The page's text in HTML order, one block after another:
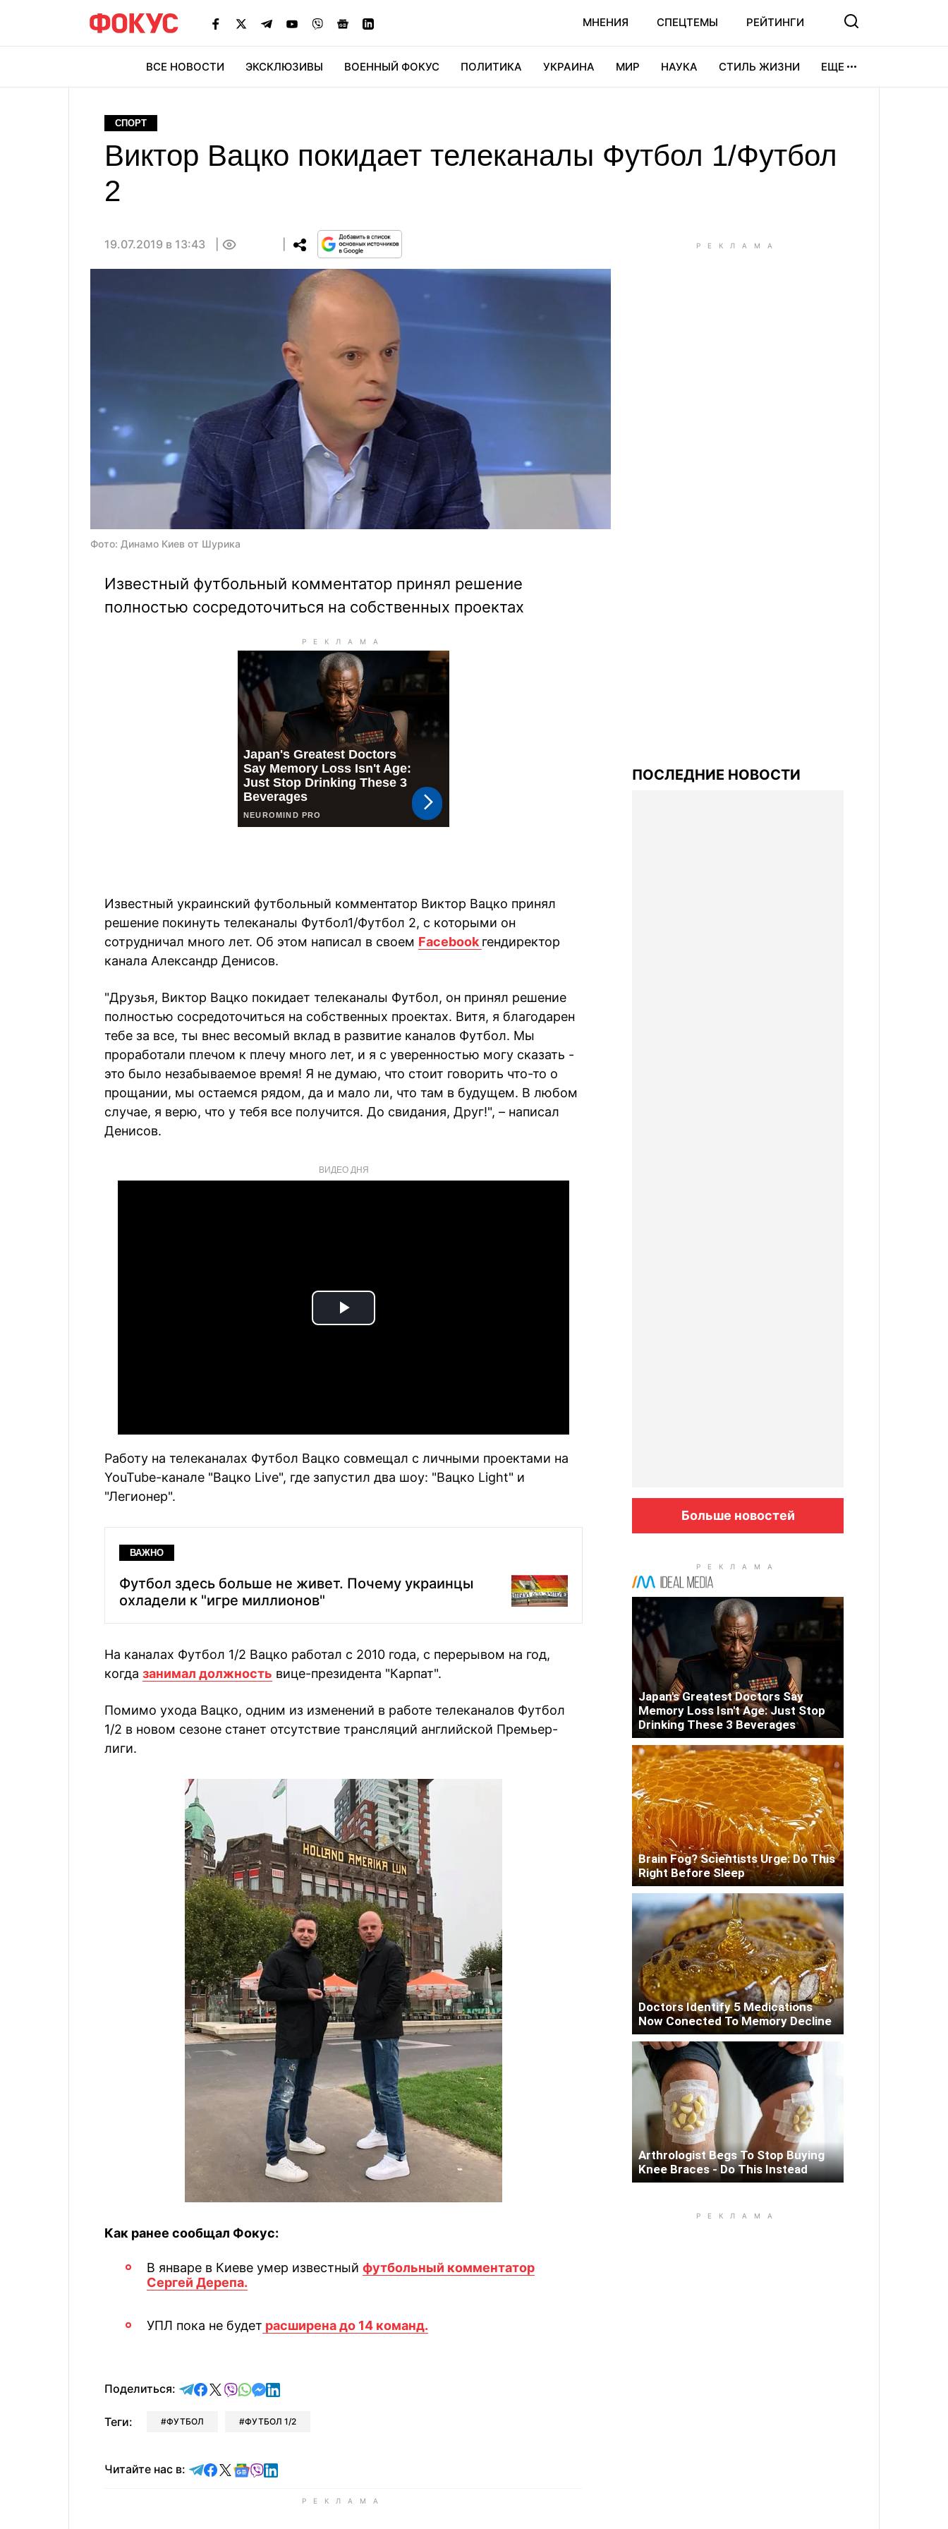
МНЕНИЯ СПЕЦТЕМЫ РЕЙТИНГИ
ВСЕ НОВОСТИ ЭКСКЛЮЗИВЫ ВОЕННЫЙ ФОКУС ПОЛИТИКА УКРАИНА МИР НАУКА СТИЛЬ ЖИЗНИ ЕЩЕ
СПОРТ
Виктор Вацко покидает телеканалы Футбол 1/Футбол
2
19.07.2019 в 13:43
Фото: Динамо Киев от Шурика
Известный футбольный комментатор принял решение
полностью сосредоточиться на собственных проектах
Известный украинский футбольный комментатор Виктор Вацко принял
решение покинуть телеканалы Футбол1/Футбол 2, с которыми он
сотрудничал много лет. Об этом написал в своем Facebook гендиректор
канала Александр Денисов.
"Друзья, Виктор Вацко покидает телеканалы Футбол, он принял решение
полностью сосредоточиться на собственных проектах. Витя, я благодарен
тебе за все, ты внес весомый вклад в развитие каналов Футбол. Мы
проработали плечом к плечу много лет, и я с уверенностью могу сказать -
это было незабываемое время! Я не думаю, что стоит говорить что-то о
прощании, мы остаемся рядом, да и мало ли, что там в будущем. В любом
случае, я верю, что у тебя все получится. До свидания, Друг!", – написал
Денисов.
ВИДЕО ДНЯ
Play
Работу на телеканалах Футбол Вацко совмещал с личными проектами на
YouTube-канале "Вацко Live", где запустил два шоу: "Вацко Light" и
"Легионер".
ВАЖНО
Футбол здесь больше не живет. Почему украинцы
охладели к "игре миллионов"
На каналах Футбол 1/2 Вацко работал с 2010 года, с перерывом на год,
когда занимал должность вице-президента "Карпат".
Помимо ухода Вацко, одним из изменений в работе телеканалов Футбол
1/2 в новом сезоне станет отсутствие трансляций английской Премьер-
лиги.
Как ранее сообщал Фокус:
В январе в Киеве умер известный футбольный комментатор
Сергей Дерепа.
УПЛ пока не будет расширена до 14 команд.
Поделиться: отправить в Telegram
поделиться в Facebook
поделиться в X
отправить в Viber
отправить в Whatsapp
отправить в Messenger
отправить в LinkedIn
Теги: ФУТБОЛ ФУТБОЛ 1/2
Читайте нас в: Читайте в Telegram
Читайте в Facebook
Читайте в X
Читайте в Google news
Читайте в Viber
Читайте в LinkedIn
ПОСЛЕДНИЕ НОВОСТИ
Больше новостей